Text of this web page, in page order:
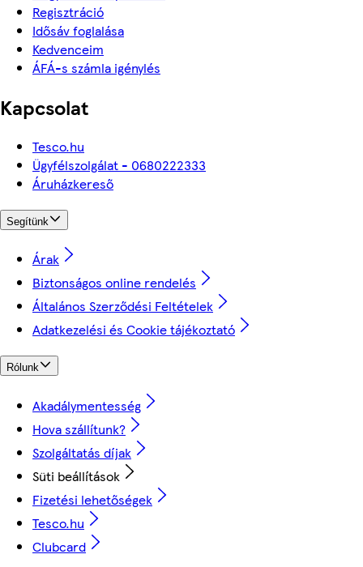
Regisztráció
Idősáv foglalása
Kedvenceim
ÁFÁ-s számla igénylés
Kapcsolat
Tesco.hu
Ügyfélszolgálat - 0680222333
Áruházkereső
Segítünk
Árak
Biztonságos online rendelés
Általános Szerződési Feltételek
Adatkezelési és Cookie tájékoztató
Rólunk
Akadálymentesség
Hova szállítunk?
Szolgáltatás díjak
Süti beállítások
Fizetési lehetőségek
Tesco.hu
Clubcard